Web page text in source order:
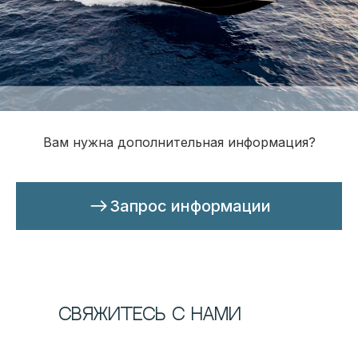
Вам нужна дополнительная информация?
Запрос информации
Свяжитесь с нами